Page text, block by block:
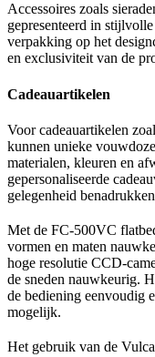
Accessoires zoals
gepresenteerd in
verpakking op het
en exclusiviteit van de
Cadeauartikelen
Voor cadeauartikelen
kunnen unieke
materialen, kleuren en
gepersonaliseerde
gelegenheid
Met de FC-500VC
vormen en maten
hoge resolutie CCD-
de sneden nauwkeurig.
de bediening eenvoudig
mogelijk.
Het gebruik van de